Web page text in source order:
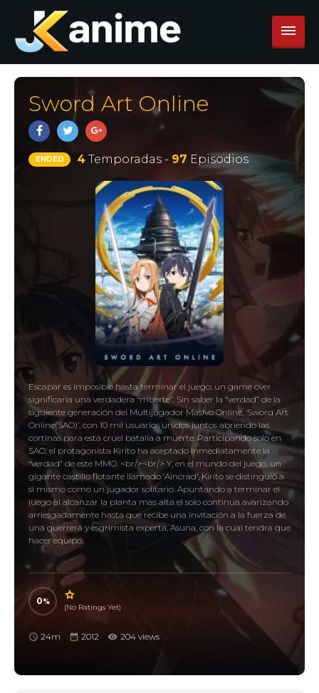
Sword Art Online
ENDED 4Temporadas - 97 Episodios
Escapar es imposible hasta terminar el juego; un game over
significaría una verdadera “muerte”. Sin saber la “verdad” de la
siguiente generación del Multijugador Masivo Online, ‘Sword Art
Online(SAO)’, con 10 mil usuarios unidos juntos abriendo las
cortinas para esta cruel batalla a muerte. Participando solo en
SAO, el protagonista Kirito ha aceptado inmediatamente la
“verdad” de este MMO. <br/><br/> Y, en el mundo del juego, un
gigante castillo flotante llamado ‘Aincrad’, Kirito se distinguió a
si mismo como un jugador solitario. Apuntando a terminar el
juego al alcanzar la planta mas alta el solo continua avanzando
arriesgadamente hasta que recibe una invitación a la fuerza de
una guerrera y esgrimista experta, Asuna, con la cual tendra que
hacer equipo.
0
(No Ratings Yet)
24m 2012 204 views